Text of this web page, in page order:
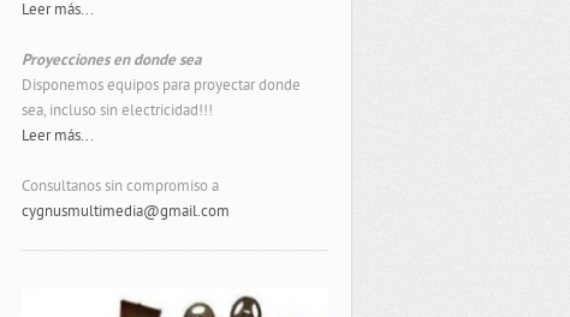
Leer más...
Proyecciones en donde sea
Disponemos equipos para proyectar donde
sea, incluso sin electricidad!!!
Leer más...
Consultanos sin compromiso a
cygnusmultimedia@gmail.com